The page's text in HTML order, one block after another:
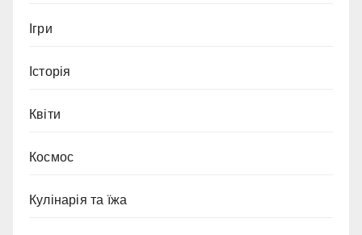
Ігри
Історія
Квіти
Космос
Кулінарія та їжа